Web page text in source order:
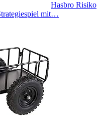
Hasbro Risiko
mit…